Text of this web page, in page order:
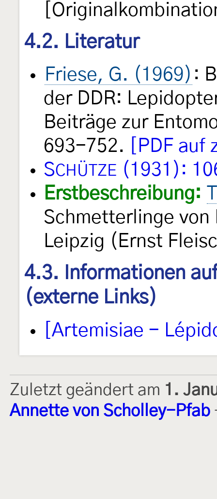
4.2. Literatur
Friese, G. (1969) :
der DDR:
Beiträge zur
693-752.
[PDF
SCHÜTZE (1931):
Erstbeschreibung:
Schmetterlinge von
Leipzig (Ernst
4.3. Informationen
(externe Links)
[Artemisiae -
Zuletzt geändert am 1.
Annette von Scholley-Pfab